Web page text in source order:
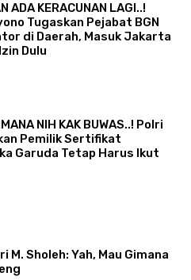
ADA KERACUNAN LAGI..!
Tugaskan Pejabat BGN
di Daerah, Masuk Jakarta
Dulu
NIH KAK BUWAS..! Polri
Pemilik Sertifikat
Garuda Tetap Harus Ikut
M. Sholeh: Yah, Mau Gimana